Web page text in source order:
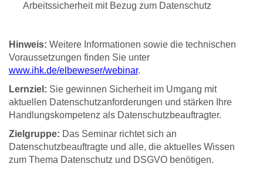
Arbeitssicherheit mit Bezug zum Datenschutz
Hinweis: Weitere Informationen sowie die technischen
Voraussetzungen finden Sie unter
www.ihk.de/elbeweser/webinar.
Lernziel: Sie gewinnen Sicherheit im Umgang mit
aktuellen Datenschutzanforderungen und stärken Ihre
Handlungskompetenz als Datenschutzbeauftragter.
Zielgruppe: Das Seminar richtet sich an
Datenschutzbeauftragte und alle, die aktuelles Wissen
zum Thema Datenschutz und DSGVO benötigen.